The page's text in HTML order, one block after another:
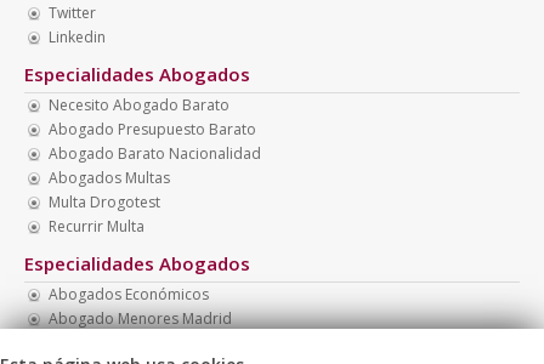
Twitter
Linkedin
Especialidades Abogados
Necesito Abogado Barato
Abogado Presupuesto Barato
Abogado Barato Nacionalidad
Abogados Multas
Multa Drogotest
Recurrir Multa
Especialidades Abogados
Abogados Económicos
Abogado Menores Madrid